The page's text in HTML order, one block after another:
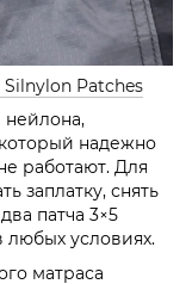
Silnylon Patches
нейлона,
надежно
работают. Для
заплатку, снять
патча 3×5
условиях.